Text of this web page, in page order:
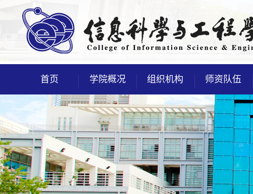
首页 学院概况 组织机构 师资队伍